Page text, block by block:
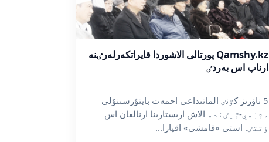
Qamshy.kz پورتالى الاشوردا قايراتكەرلەرٸنە
ارناپ اس بەردٸ
5 ناۋرىز كٷنٸ الماتىداعى احمەت بايتۇرسىنۇلى
مۋزەي-ٷيٸندە الاش ارىستارىنا ارنالعان اس
ٶتتٸ. استى «قامشى» اقپارا...